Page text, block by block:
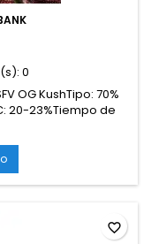
0
OG KushTipo: 70%
20-23%Tiempo de
en
principios de
g/m²Producción en
130 cm en interior;
favorite_border